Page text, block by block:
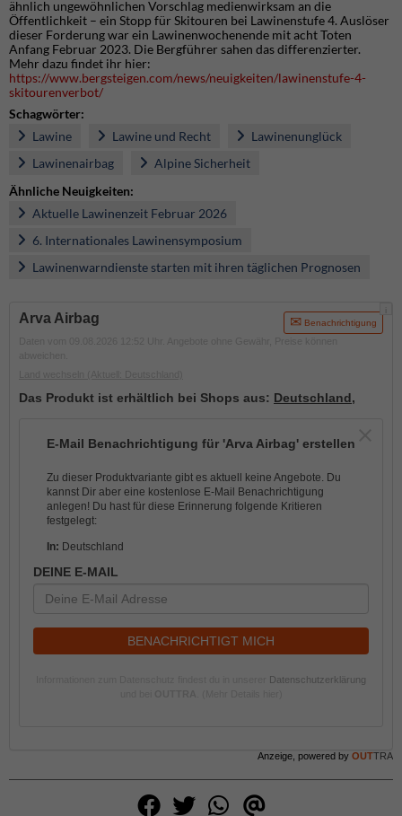
ähnlich ungewöhnlichen Vorschlag medienwirksam an die
Öffentlichkeit – ein Stopp für Skitouren bei Lawinenstufe 4. Auslöser
dieser Forderung war ein Lawinenwochenende mit acht Toten
Anfang Februar 2023. Die Bergführer sahen das differenzierter.
Mehr dazu findet ihr hier:
https://www.bergsteigen.com/news/neuigkeiten/lawinenstufe-4-
skitourenverbot/
Schagwörter:
Lawine
Lawine und Recht
Lawinenunglück
Lawinenairbag
Alpine Sicherheit
Ähnliche Neuigkeiten:
Aktuelle Lawinenzeit Februar 2026
6. Internationales Lawinensymposium
Lawinenwarndienste starten mit ihren täglichen Prognosen
Arva Airbag Benachrichtigung
Das Produkt ist erhältlich bei Shops aus: Deutschland,
E-Mail Benachrichtigung für 'Arva Airbag' erstellen
Zu dieser Produktvariante gibt es aktuell keine Angebote. Du
kannst Dir aber eine kostenlose E-Mail Benachrichtigung
anlegen! Du hast für diese Erinnerung folgende Kritieren
festgelegt:
In: Deutschland
DEINE E-MAIL
BENACHRICHTIGT MICH
Datenschutzerklärung
Anzeige, powered by OUTTRA